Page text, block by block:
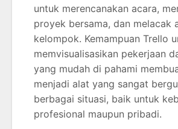
untuk merencanakan acara,
proyek bersama, dan melacak
kelompok. Kemampuan Trello
memvisualisasikan pekerjaan
yang mudah di pahami
menjadi alat yang sangat
berbagai situasi, baik untuk
profesional maupun pribadi.